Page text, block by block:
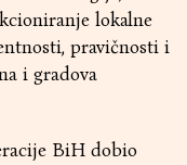
lokalne
pravičnosti i
i gradova
BiH dobio